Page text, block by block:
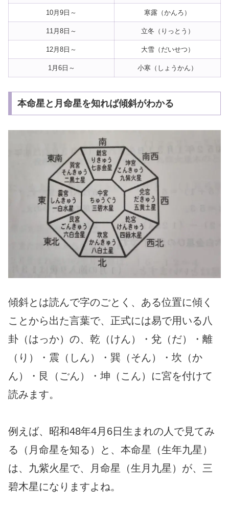
10月9日～ 寒露（かんろ）
11月8日～ 立冬（りっとう）
12月8日～ 大雪（だいせつ）
1月6日～ 小寒（しょうかん）
本命星と月命星を知れば傾斜がわかる
傾斜とは読んで字のごとく、ある位置に傾く
ことから出た言葉で、正式には易で用いる八
卦（はっか）の、乾（けん）・兌（だ）・離
（り）・震（しん）・巽（そん）・坎（か
ん）・艮（ごん）・坤（こん）に宮を付けて
読みます。
例えば、昭和48年4月6日生まれの人で見てみ
る（月命星を知る）と、本命星（生年九星）
は、九紫火星で、月命星（生月九星）が、三
碧木星になりますよね。